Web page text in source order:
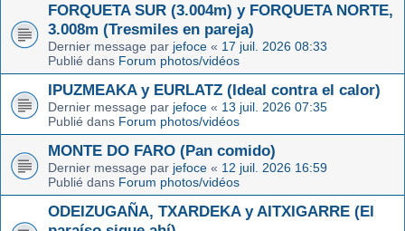
FORQUETA SUR (3.004m) y FORQUETA NORTE,
3.008m (Tresmiles en pareja)
Dernier message par jefoce « 17 juil. 2026 08:33
Publié dans Forum photos/vidéos
IPUZMEAKA y EURLATZ (Ideal contra el calor)
Dernier message par jefoce « 13 juil. 2026 07:35
Publié dans Forum photos/vidéos
MONTE DO FARO (Pan comido)
Dernier message par jefoce « 12 juil. 2026 16:59
Publié dans Forum photos/vidéos
ODEIZUGAÑA, TXARDEKA y AITXIGARRE (El